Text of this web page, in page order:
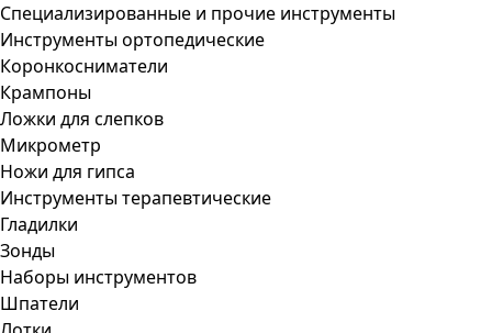
Специализированные и прочие инструменты
Инструменты ортопедические
Коронкосниматели
Крампоны
Ложки для слепков
Микрометр
Ножи для гипса
Инструменты терапевтические
Гладилки
Зонды
Наборы инструментов
Шпатели